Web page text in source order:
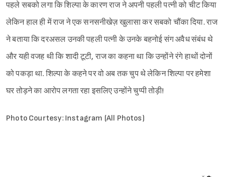
पहले सबको लगा कि शिल्पा के कारण राज ने अपनी पहली पत्नी को चीट किया
लेकिन हाल ही में राज ने एक सनसनीखेज़ खुलासा कर सबको चौंका दिया. राज
ने बताया कि दरअसल उनकी पहली पत्नी के उनके बहनोई संग अवैध संबंध थे
और यही वजह थी कि शादी टूटी, राज का कहना था कि उन्होंने रंगे हाथों दोनों
को पकड़ा था. शिल्पा के कहने पर वो अब तक चुप थे लेकिन शिल्पा पर हमेशा
घर तोड़ने का आरोप लगता रहा इसलिए उन्होंने चुप्पी तोड़ी!
Photo Courtesy: Instagram (All Photos)